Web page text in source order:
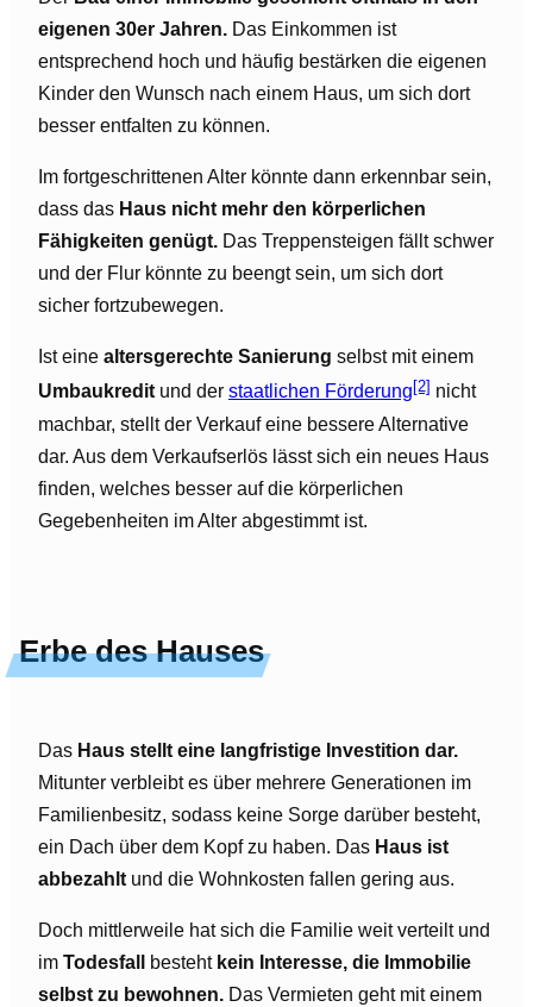
eigenen 30er Jahren. Das Einkommen ist
entsprechend hoch und häufig bestärken die eigenen
Kinder den Wunsch nach einem Haus, um sich dort
besser entfalten zu können.
Im fortgeschrittenen Alter könnte dann erkennbar sein,
dass das Haus nicht mehr den körperlichen
Fähigkeiten genügt. Das Treppensteigen fällt schwer
und der Flur könnte zu beengt sein, um sich dort
sicher fortzubewegen.
Ist eine altersgerechte Sanierung selbst mit einem
Umbaukreditund der staatlichen Förderung[2] nicht
machbar, stellt der Verkauf eine bessere Alternative
dar. Aus dem Verkaufserlös lässt sich ein neues Haus
finden, welches besser auf die körperlichen
Gegebenheiten im Alter abgestimmt ist.
Erbe des Hauses
Das Haus stellt eine langfristige Investition dar.
Mitunter verbleibt es über mehrere Generationen im
Familienbesitz, sodass keine Sorge darüber besteht,
ein Dach über dem Kopf zu haben. Das Haus ist
abbezahlt und die Wohnkosten fallen gering aus.
Doch mittlerweile hat sich die Familie weit verteilt und
im Todesfall besteht kein Interesse, die Immobilie
selbst zu bewohnen. Das Vermieten geht mit einem